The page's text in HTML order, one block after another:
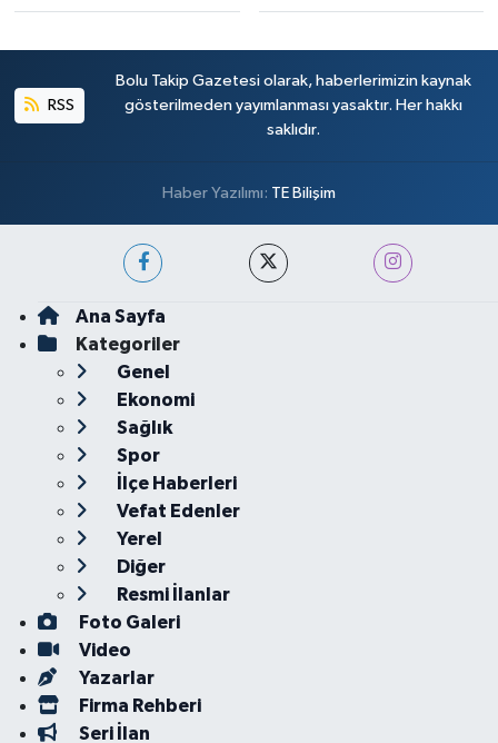
RSS
Bolu Takip Gazetesi olarak, haberlerimizin kaynak
gösterilmeden yayımlanması yasaktır. Her hakkı
saklıdır.
Haber Yazılımı: TE Bilişim
Ana Sayfa
Kategoriler
Genel
Ekonomi
Sağlık
Spor
İlçe Haberleri
Vefat Edenler
Yerel
Diğer
Resmi İlanlar
Foto Galeri
Video
Yazarlar
Firma Rehberi
Seri İlan